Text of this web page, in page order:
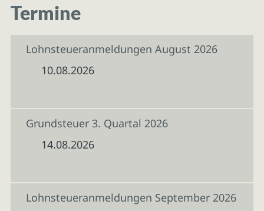
Termine
Lohnsteueranmeldungen August 2026
10.08.2026
Grundsteuer 3. Quartal 2026
14.08.2026
Lohnsteueranmeldungen September 2026